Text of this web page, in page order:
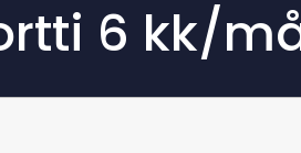
6 kk/